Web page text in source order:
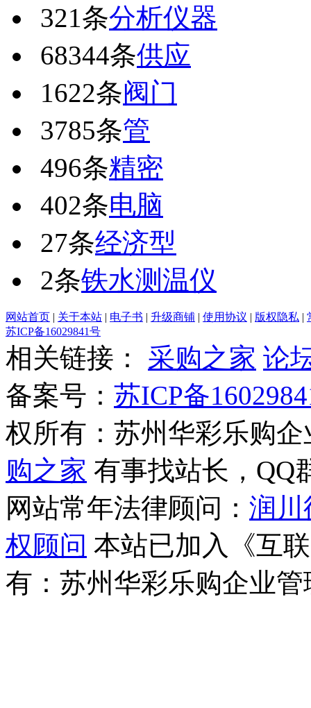
321条分析仪器
68344条供应
1622条阀门
3785条管
496条精密
402条电脑
27条经济型
2条铁水测温仪
网站首页 | 关于本站 | 电子书 | 升级商铺 | 使用协议 | 版权隐私 |
苏ICP备16029841号
相关链接： 采购之家 论
备案号： 苏ICP备
权所有：苏州华彩乐购
购之家 有事找站长，QQ
网站常年法律顾问： 润川
权顾问 本站已加入《互
有：苏州华彩乐购企业